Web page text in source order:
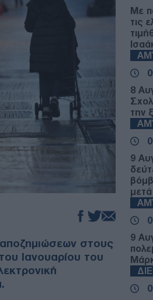
στους
Ιανουαρίου του
Με
τις
8
την
9
9